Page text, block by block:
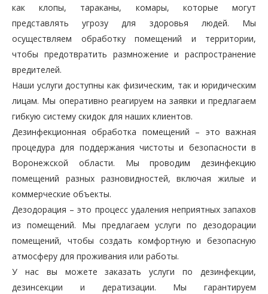
как клопы, тараканы, комары, которые могут
представлять угрозу для здоровья людей. Мы
осуществляем обработку помещений и территории,
чтобы предотвратить размножение и распространение
вредителей.
Наши услуги доступны как физическим, так и юридическим
лицам. Мы оперативно реагируем на заявки и предлагаем
гибкую систему скидок для наших клиентов.
Дезинфекционная обработка помещений – это важная
процедура для поддержания чистоты и безопасности в
Воронежской области. Мы проводим дезинфекцию
помещений разных разновидностей, включая жилые и
коммерческие объекты.
Дезодорация – это процесс удаления неприятных запахов
из помещений. Мы предлагаем услуги по дезодорации
помещений, чтобы создать комфортную и безопасную
атмосферу для проживания или работы.
У нас вы можете заказать услуги по дезинфекции,
дезинсекции и дератизации. Мы гарантируем